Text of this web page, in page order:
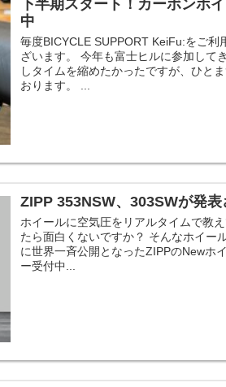
下半期スタート！カーボンホ
中
毎度BICYCLE SUPPORT KeiFu:をご利
ざいます。 今年も富士ヒルに参加して
しタイムを縮めたかったですが、ひと
おります。 ...
ZIPP 353NSW、303SWが発表
ホイールに空気圧をリアルタイムで教
たら面白くないですか？ そんなホイー
に世界一斉公開となったZIPPのNewホ
ー受付中...